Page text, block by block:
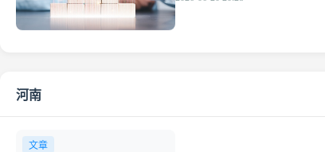
河南
文章